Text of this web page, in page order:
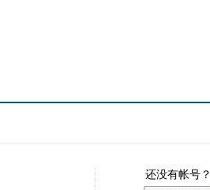
还没有帐号？